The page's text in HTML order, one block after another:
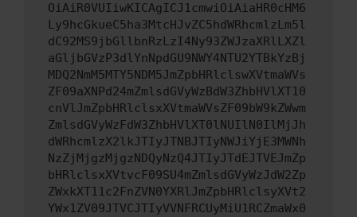
OiAiR0VUIiwKICAgICJ1cmwiOiAiaHR0cHM6
Ly9hcGkueC5ha3MtcHJvZC5hdWRhcmlzLm5l
dC92MS9jbGllbnRzLzI4Ny93ZWJzaXRlLXZl
aGljbGVzP3dlYnNpdGU9NWY4NTU2YTBkYzBj
MDQ2NmM5MTY5NDM5JmZpbHRlclswXVtmaWVs
ZF09aXNPd24mZmlsdGVyWzBdW3ZhbHVlXT10
cnVlJmZpbHRlclsxXVtmaWVsZF09bW9kZWwm
ZmlsdGVyWzFdW3ZhbHVlXT0lNUIlN0IlMjJh
dWRhcmlzX2lkJTIyJTNBJTIyNWJiYjE3MWNh
NzZjMjgzMjgzNDQyNzQ4JTIyJTdEJTVEJmZp
bHRlclsxXVtvcF09SU4mZmlsdGVyWzJdW2Zp
ZWxkXT11c2FnZVN0YXRlJmZpbHRlclsyXVt2
YWx1ZV09JTVCJTIyVVNFRCUyMiU1RCZmaWx0